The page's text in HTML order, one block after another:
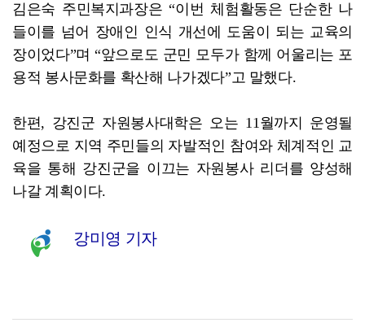
김은숙 주민복지과장은 “이번 체험활동은 단순한 나
들이를 넘어 장애인 인식 개선에 도움이 되는 교육의
장이었다”며 “앞으로도 군민 모두가 함께 어울리는 포
용적 봉사문화를 확산해 나가겠다”고 말했다.
한편, 강진군 자원봉사대학은 오는 11월까지 운영될
예정으로 지역 주민들의 자발적인 참여와 체계적인 교
육을 통해 강진군을 이끄는 자원봉사 리더를 양성해
나갈 계획이다.
강미영 기자